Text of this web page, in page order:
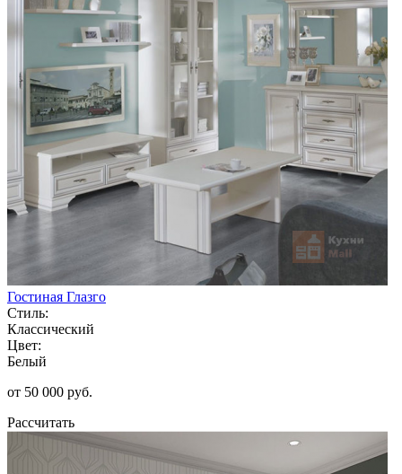
Гостиная Глазго
Стиль:
Классический
Цвет:
Белый
от 50 000 руб.
Рассчитать